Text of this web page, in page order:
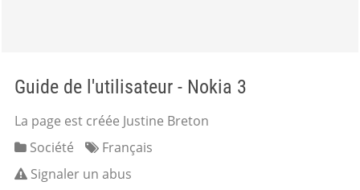
Guide de l'utilisateur - Nokia 3
La page est créée Justine Breton
Société
Français
Signaler un abus